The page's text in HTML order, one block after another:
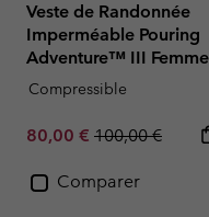
Veste de Randonnée
Imperméable Pouring
Adventure™ III Femme
Compressible
Sale price:
80,00 € Regular price:
100,00 €
Comparer